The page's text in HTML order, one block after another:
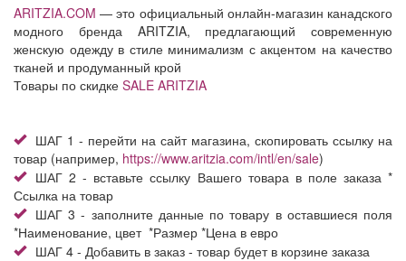
ARITZIA.COM — это официальный онлайн-магазин канадского
модного бренда ARITZIA, предлагающий современную
женскую одежду в стиле минимализм с акцентом на качество
тканей и продуманный крой
Товары по скидке SALE ARITZIA
ШАГ 1 - перейти на сайт магазина, скопировать ссылку на
товар (например, https://www.aritzia.com/intl/en/sale)
ШАГ 2 - вставьте ссылку Вашего товара в поле заказа *
Ссылка на товар
ШАГ 3 - заполните данные по товару в оставшиеся поля
*Наименование, цвет *Размер *Цена в евро
ШАГ 4 - Добавить в заказ - товар будет в корзине заказа